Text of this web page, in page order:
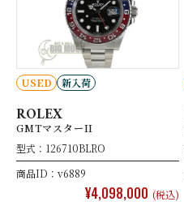
USED 新入荷
ROLEX
GMTマスターII
型式：126710BLRO
商品ID：v6889
¥4,098,000 (税込)